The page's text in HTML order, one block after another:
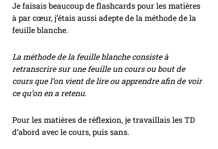
Je faisais beaucoup de flashcards pour les matières
à par cœur, j’étais aussi adepte de la méthode de la
feuille blanche.
La méthode de la feuille blanche consiste à
retranscrire sur une feuille un cours ou bout de
cours que l’on vient de lire ou apprendre afin de voir
ce qu’on en a retenu.
Pour les matières de réflexion, je travaillais les TD
d’abord avec le cours, puis sans.